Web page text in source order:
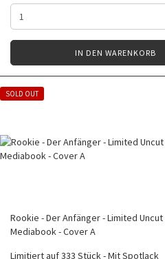
IN DEN WARENKORB
SOLD OUT
Rookie - Der Anfänger - Limited Uncut
Mediabook - Cover A
Limitiert auf 333 Stück - Mit Spotlack